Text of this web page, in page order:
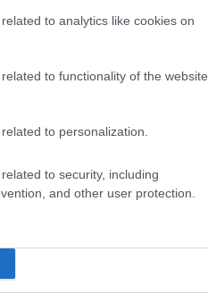
to analytics like cookies on
to functionality of the website
to personalization.
to security, including
and other user protection.
sašutis par
izšķirošs faktors.
viņu nebiedētu pat